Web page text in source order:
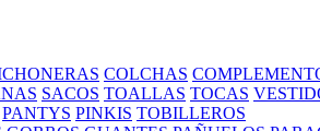
COLCHAS
SACOS TOALLAS TOCAS
PANTYS PINKIS TOBILLEROS